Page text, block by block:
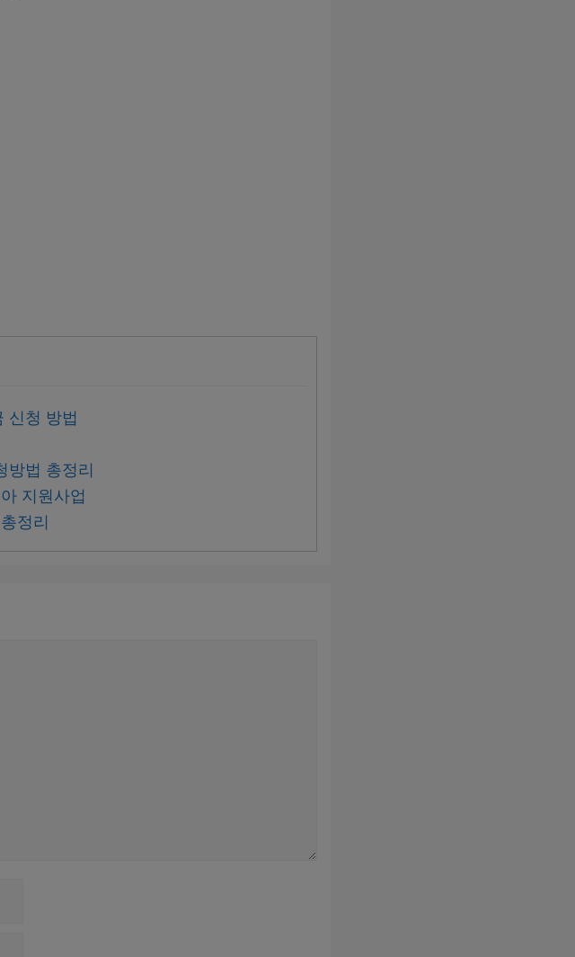
신청 방법
방법 총정리
지원사업
정리